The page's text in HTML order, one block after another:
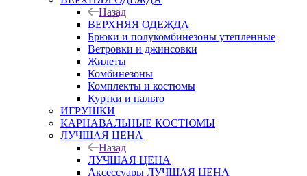
Назад
ВЕРХНЯЯ ОДЕЖДА
Брюки и полукомбинезоны утепленные
Ветровки и джинсовки
Жилеты
Комбинезоны
Комплекты и костюмы
Куртки и пальто
ИГРУШКИ
КАРНАВАЛЬНЫЕ КОСТЮМЫ
ЛУЧШАЯ ЦЕНА
Назад
ЛУЧШАЯ ЦЕНА
Аксессуары ЛУЧШАЯ ЦЕНА